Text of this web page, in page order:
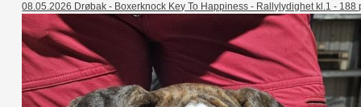
08.05.2026 Drøbak - Boxerknock Key To Happiness - Rallylydighet kl.1 - 188